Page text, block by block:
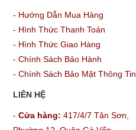
- Hướng Dẫn Mua Hàng
- Hình Thức Thanh Toán
- Hình Thức Giao Hàng
- Chính Sách Bảo Hành
- Chính Sách Bảo Mật Thông Tin
LIÊN HỆ
- Cửa hàng: 417/4/7 Tân Sơn,